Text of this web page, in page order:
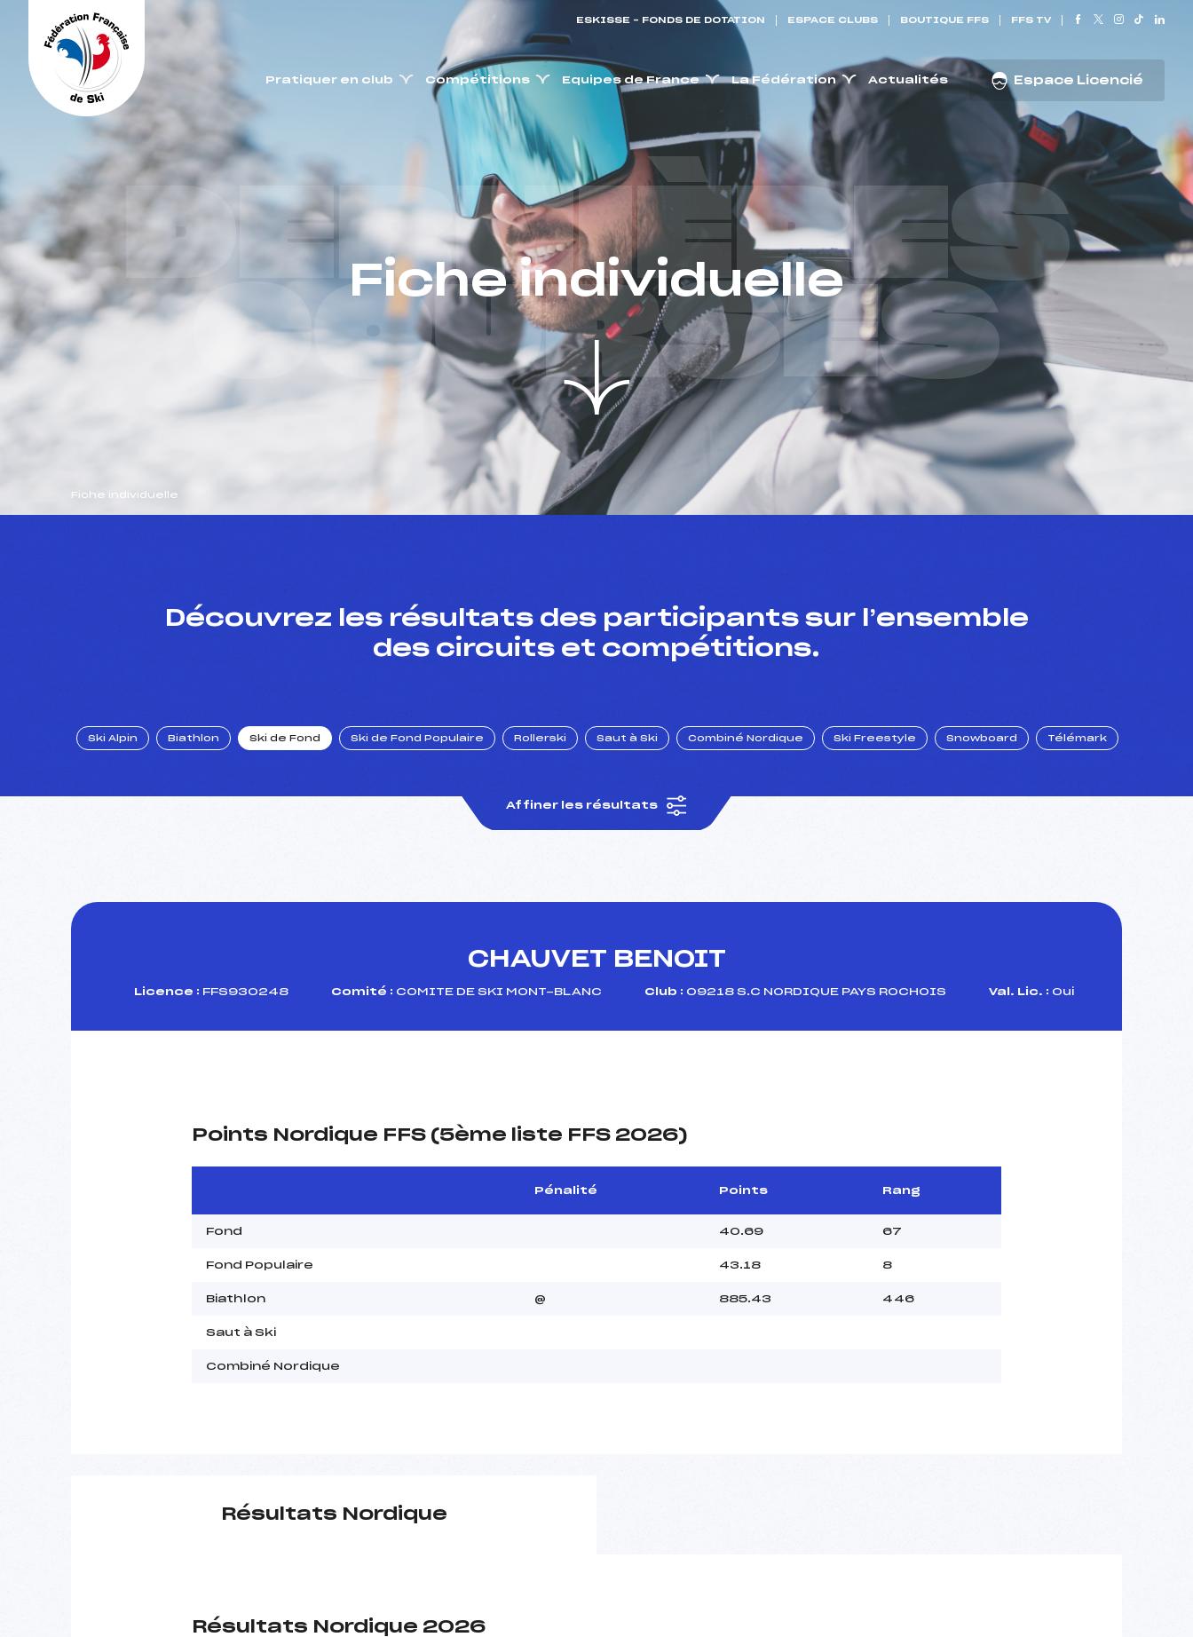
ESKISSE – FONDS DE DOTATION ESPACE CLUBS BOUTIQUE FFS FFS TV
Pratiquer en club Compétitions Equipes de France La Fédération Actualités Espace Licencié
DERNIÈRES
COURSES
Fiche individuelle
Fiche individuelle
Découvrez les résultats des participants sur l’ensemble
des circuits et compétitions.
Ski Alpin Biathlon Ski de Fond Ski de Fond Populaire Rollerski Saut à Ski Combiné Nordique Ski Freestyle Snowboard Télémark
Affiner les résultats
CHAUVET BENOIT
Licence : FFS930248 Comité : COMITE DE SKI MONT-BLANC Club : 09218 S.C NORDIQUE PAYS ROCHOIS Val. Lic. : Oui
Points Nordique FFS (5ème liste FFS 2026)
Pénalité Points Rang
Fond 40.69 67
Fond Populaire 43.18 8
Biathlon @ 885.43 446
Saut à Ski
Combiné Nordique
Résultats Nordique
Résultats Nordique 2026